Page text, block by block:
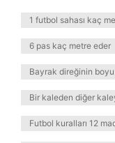
1 futbol sahası kaç
6 pas kaç metre eder
Bayrak direğinin
Bir kaleden diğer
Futbol kuralları 12